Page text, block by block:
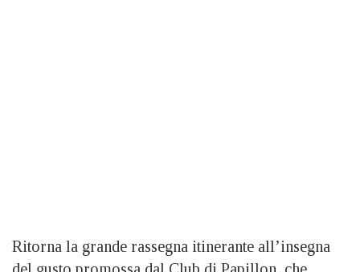
Ritorna la grande rassegna itinerante all’insegna